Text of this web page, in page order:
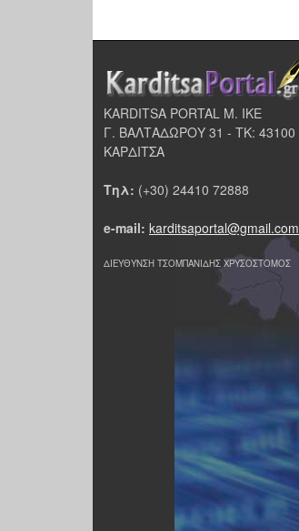
KARDITSA PORTAL Μ. ΙΚΕ
Γ. ΒΑΛΤΑΔΩΡΟΥ 31 - ΤΚ: 43100
ΚΑΡΔΙΤΣΑ
Τηλ: (+30) 24410 72888
e-mail: karditsaportal@gmail.com
ΔΙΕΥΘΥΝΣΗ ΤΣΟΜΠΑΝΙΔΗΣ ΧΡΥΣΟΣΤΟΜΟΣ